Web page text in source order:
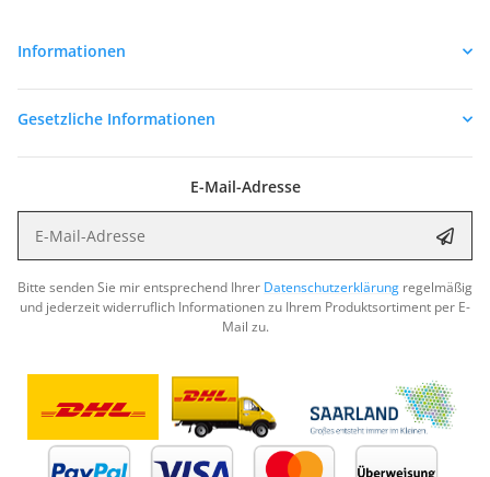
Informationen
Gesetzliche Informationen
E-Mail-Adresse
Bitte senden Sie mir entsprechend Ihrer Datenschutzerklärung regelmäßig
und jederzeit widerruflich Informationen zu Ihrem Produktsortiment per E-
Mail zu.